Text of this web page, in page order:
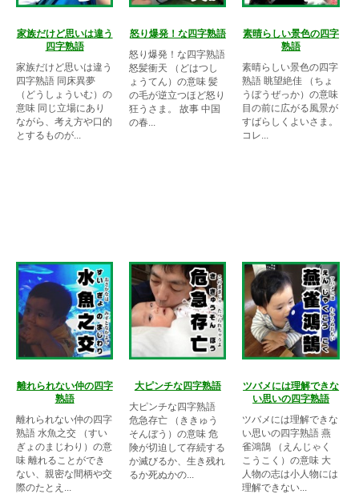
家族だけど思いは違う
四字熟語
家族だけど思いは違う
四字熟語 同床異夢
（どうしょういむ）の
意味 同じ立場にあり
ながら、考え方や口的
とするものが...
怒り爆発！な四字熟語
怒り爆発！な四字熟語
怒髪衝天 （どはつし
ょうてん）の意味 髪
の毛が逆立つほど怒り
狂うさま。 故事 中国
の春...
素晴らしい景色の四字
熟語
素晴らしい景色の四字
熟語 眺望絶佳 （ちょ
うぼうぜっか）の意味
目の前に広がる風景が
すばらしくよいさま。
コレ...
離れられない仲の四字
熟語
離れられない仲の四字
熟語 水魚之交 （すい
ぎょのまじわり）の意
味 離れることができ
ない、親密な間柄や交
際のたとえ...
大ピンチな四字熟語
大ピンチな四字熟語
危急存亡 （ききゅう
そんぼう）の意味 危
険が切迫して存続する
か滅びるか、生き残れ
るか死ぬかの...
ツバメには理解できな
い思いの四字熟語
ツバメには理解できな
い思いの四字熟語 燕
雀鴻鵠 （えんじゃく
こうこく）の意味 大
人物の志は小人物には
理解できない...